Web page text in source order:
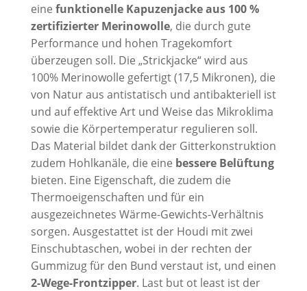
eine funktionelle Kapuzenjacke aus 100 %
zertifizierter Merinowolle, die durch gute
Performance und hohen Tragekomfort
überzeugen soll. Die „Strickjacke“ wird aus
100% Merinowolle gefertigt (17,5 Mikronen), die
von Natur aus antistatisch und antibakteriell ist
und auf effektive Art und Weise das Mikroklima
sowie die Körpertemperatur regulieren soll.
Das Material bildet dank der Gitterkonstruktion
zudem Hohlkanäle, die eine bessere Belüftung
bieten. Eine Eigenschaft, die zudem die
Thermoeigenschaften und für ein
ausgezeichnetes Wärme-Gewichts-Verhältnis
sorgen. Ausgestattet ist der Houdi mit zwei
Einschubtaschen, wobei in der rechten der
Gummizug für den Bund verstaut ist, und einen
2-Wege-Frontzipper. Last but ot least ist der